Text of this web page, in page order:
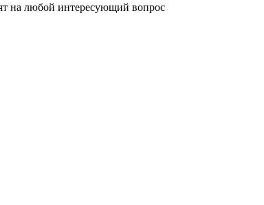
на любой интересующий вопрос